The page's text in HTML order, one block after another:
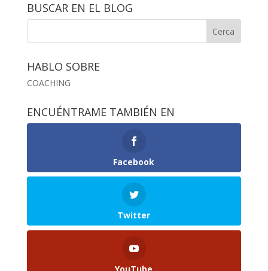
BUSCAR EN EL BLOG
HABLO SOBRE
COACHING
ENCUÉNTRAME TAMBIÉN EN
Facebook
Twitter
YouTube